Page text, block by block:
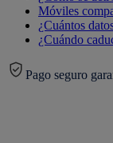
Móviles
¿Cuántos
¿Cuándo
Pago seguro